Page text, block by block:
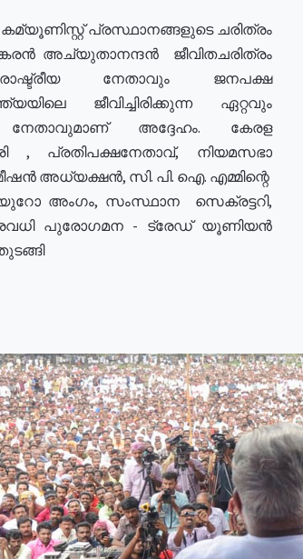
കമ്യൂണിസ്റ്റ് പ്രസ്ഥാനങ്ങളുടെ ചരിത്രം
അച്യുതാനന്ദൻ ജീവിതചരിത്രം
നേതാവും ജനപക്ഷ
ജീവിച്ചിരിക്കുന്ന ഏറ്റവും
നേതാവുമാണ് അദ്ദേഹം. കേരള
, പ്രതിപക്ഷനേതാവ്, നിയമസഭാ
അധ്യക്ഷൻ, സി. പി. ഐ. എമ്മിന്റെ
അംഗം, സംസ്ഥാന സെക്രട്ടറി,
പുരോഗമന - ട്രേഡ് യൂണിയൻ